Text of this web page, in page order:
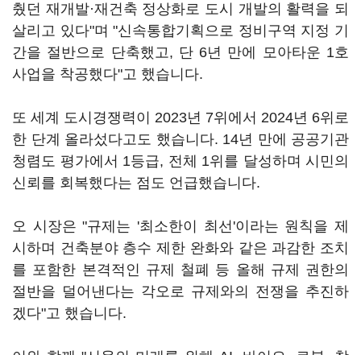
췄던 재개발·재건축 정상화로 도시 개발의 활력을 되
살리고 있다"며 "신속통합기획으로 정비구역 지정 기
간을 절반으로 단축했고, 단 6년 만에 모아타운 1호
사업을 착공했다"고 했습니다.
또 세계 도시경쟁력이 2023년 7위에서 2024년 6위로
한 단계 올라섰다고도 했습니다. 14년 만에 공공기관
청렴도 평가에서 1등급, 전체 1위를 달성하며 시민의
신뢰를 회복했다는 점도 언급했습니다.
오 시장은 "규제는 '최소한이 최선'이라는 원칙을 제
시하며 건축분야 층수 제한 완화와 같은 과감한 조치
를 포함한 본격적인 규제 철폐 등 올해 규제 권한의
절반을 덜어낸다는 각오로 규제와의 전쟁을 추진하
겠다"고 했습니다.